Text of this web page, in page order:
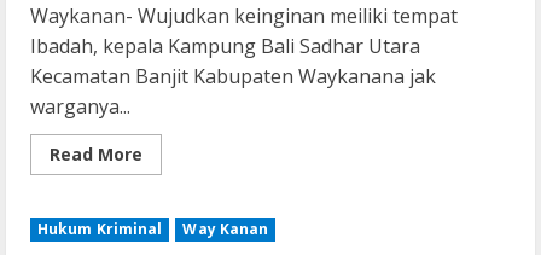
Waykanan- Wujudkan keinginan meiliki tempat
Ibadah, kepala Kampung Bali Sadhar Utara
Kecamatan Banjit Kabupaten Waykanana jak
warganya...
Read More
more
Tempat
Ibadah,
Hukum Kriminal Way Kanan